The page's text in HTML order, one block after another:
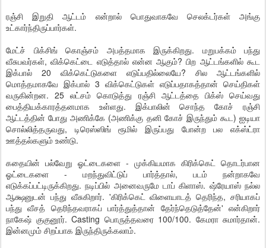
ரஞ்சி இறுதி ஆட்டம் என்றால் பொதுவாகவே செலக்டர்கள் அங்கு
உட்கார்ந்திருப்பார்கள்.
மேட்ச் பிக்சிங் கொஞ்சம் அபத்தமாக இருக்கிறது. மறுபக்கம் பந்து
வீசுபவர்கள், விக்கெட்டை எடுத்தால் என்ன ஆகும்? பிற ஆட்டங்களில் கூட
இக்பால் 20 விக்கெட்டுகளை எடுப்பதில்லையே? சில ஆட்டங்களில்
மொத்தமாகவே இக்பால் 3 விக்கெட்டுகள் எடுப்பதாகத்தான் செய்திகள்
வருகின்றன. 25 லட்சம் கொடுத்து ரஞ்சி ஆட்டத்தை பிக்ஸ் செய்வது
பைத்தியக்காரத்தனமாக உள்ளது. இக்பாலின் சொந்த கோச் ரஞ்சி
ஆட்டத்தின் போது அணிக்கே (அணிக்கு தனி கோச் இருந்தும் கூட) ஐடியா
சொல்லித்தருவது, டிரெஸ்ஸிங் ரூமில் இருப்பது போன்ற பல எக்ஸ்ட்ரா
ஊத்தல்களும் உண்டு.
கதையின் பல்வேறு ஓட்டைகளை - முக்கியமாக கிரிக்கெட் தொடர்பான
ஓட்டைகளை - மறந்துவிட்டுப் பார்த்தால், படம் நன்றாகவே
எடுக்கப்பட்டிருக்கிறது. நடிப்பில் அனைவருமே டாப் கிளாஸ். ஷ்ரேயாஸ் நல்ல
ஆக்ஷனுடன் பந்து வீசுகிறார். 'கிரிக்கெட் விளையாடத் தெரிந்த, சரியாகப்
பந்து வீசத் தெரிந்தவராகப் பார்த்துத்தான் தேர்ந்தெடுத்தேன்' என்கிறார்
நாகேஷ் குகுனூர். Casting பொருத்தவரை 100/100. கேமரா சுமார்தான்.
இன்னமும் சிறப்பாக இருந்திருக்கலாம்.